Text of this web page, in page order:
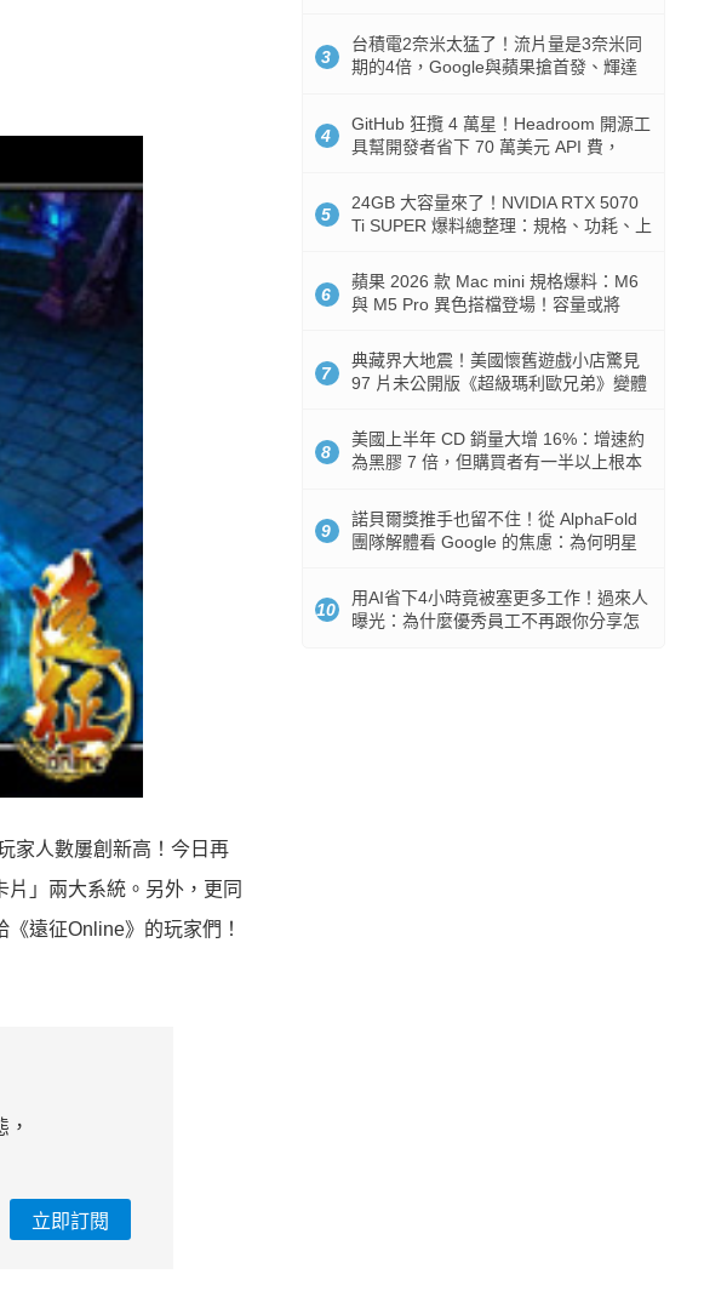
家人數屢創新高！今日再
」兩大系統。另外，更同
遠征Online》的玩家們！
立即訂閱
3
台積電2奈米太猛了！流片量是3奈米同
期的4倍，Google與蘋果搶首發、輝達
4
GitHub 狂攬 4 萬星！Headroom 開源工
具幫開發者省下 70 萬美元 API 費，
5
24GB 大容量來了！NVIDIA RTX 5070
Ti SUPER 爆料總整理：規格、功耗、上
6
蘋果 2026 款 Mac mini 規格爆料：M6
與 M5 Pro 異色搭檔登場！容量或將
7
典藏界大地震！美國懷舊遊戲小店驚見
97 片未公開版《超級瑪利歐兄弟》變體
8
美國上半年 CD 銷量大增 16%：增速約
為黑膠 7 倍，但購買者有一半以上根本
9
諾貝爾獎推手也留不住！從 AlphaFold
團隊解體看 Google 的焦慮：為何明星
10
用AI省下4小時竟被塞更多工作！過來人
曝光：為什麼優秀員工不再跟你分享怎